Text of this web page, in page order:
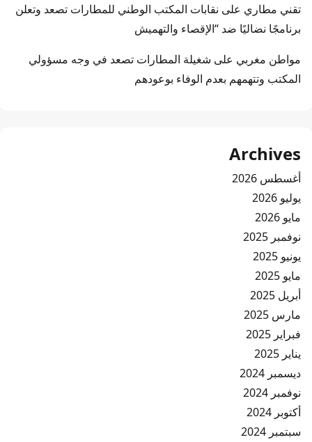
تقني مطاري على نقابات المكتب الوطني للمطارات تصعد وتعلن
برنامجًا نضاليًا ضد “الإقصاء والتهميش
مواطن مغربي على شغيلة المطارات تصعد في وجه مسؤولي
المكتب وتتهمهم بعدم الوفاء بوعودهم
Archives
أغسطس 2026
يوليو 2026
مايو 2026
نوفمبر 2025
يونيو 2025
مايو 2025
أبريل 2025
مارس 2025
فبراير 2025
يناير 2025
ديسمبر 2024
نوفمبر 2024
أكتوبر 2024
سبتمبر 2024